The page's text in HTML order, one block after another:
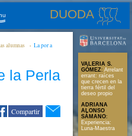
DUODA
alumnas
La por a
la Perla
Compartir
VALERIA S.
GÓMEZ: Arrelant
errant: raíces
que crecen en la
tierra fértil del
deseo propio
ADRIANA
ALONSO
SÁMANO:
Experiencia:
Luna-Maestra